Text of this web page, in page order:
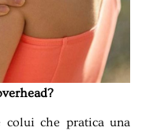
colui che pratica una